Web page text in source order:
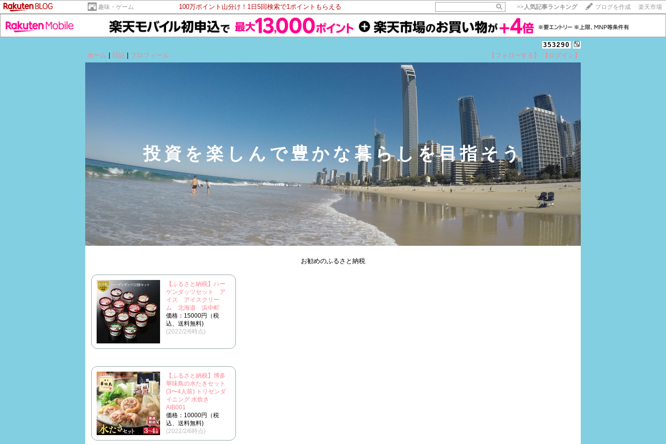
趣味・ゲーム 100万ポイント山分け！1日5回検索で1ポイントもらえる >>人気記事ランキング ブログを作成 楽天市場
353290
ホーム
日記 プロフィール 【フォローする】 【ログイン】
投資を楽しんで豊かな暮らしを目指そう
お勧めのふるさと納税
【ふるさと納税】ハー
ゲンダッツセット ア
イス アイスクリー
ム 北海道 浜中町
価格：15000円（税
込、送料無料)
(2022/2/6時点)
【ふるさと納税】博多
華味鳥の水たきセット
(3〜4人前) トリゼンダ
イニング 水炊き
AIB001
価格：10000円（税
込、送料無料)
(2022/2/6時点)